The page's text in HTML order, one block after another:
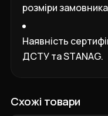
розміри
Наявність
ДСТУ та STANAG.
Схожі товари